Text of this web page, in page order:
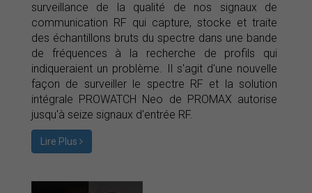
surveillance de la qualité de nos signaux de
communication RF qui capture, stocke et traite
des échantillons bruts du spectre dans une bande
de fréquences à la recherche de profils qui
indiqueraient un problème. Il s'agit d'une nouvelle
façon de surveiller le spectre RF et la solution
intégrale PROWATCH Neo de PROMAX autorise
jusqu'à seize signaux d'entrée RF.
Lire Plus